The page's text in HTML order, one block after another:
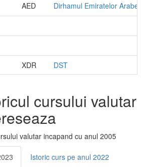
AED
Dirhamul Emiratelor Arabe
XDR DST
cursului valutar
valutar incapand cu anul 2005
Istoric curs pe anul 2022